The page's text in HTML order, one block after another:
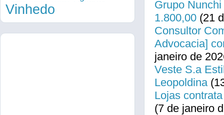
Grupo
1.800,00 (21
Consultor
Advocacia]
janeiro de
Veste S.a
Leopoldina
Lojas
(7 de janeiro
Vinhedo